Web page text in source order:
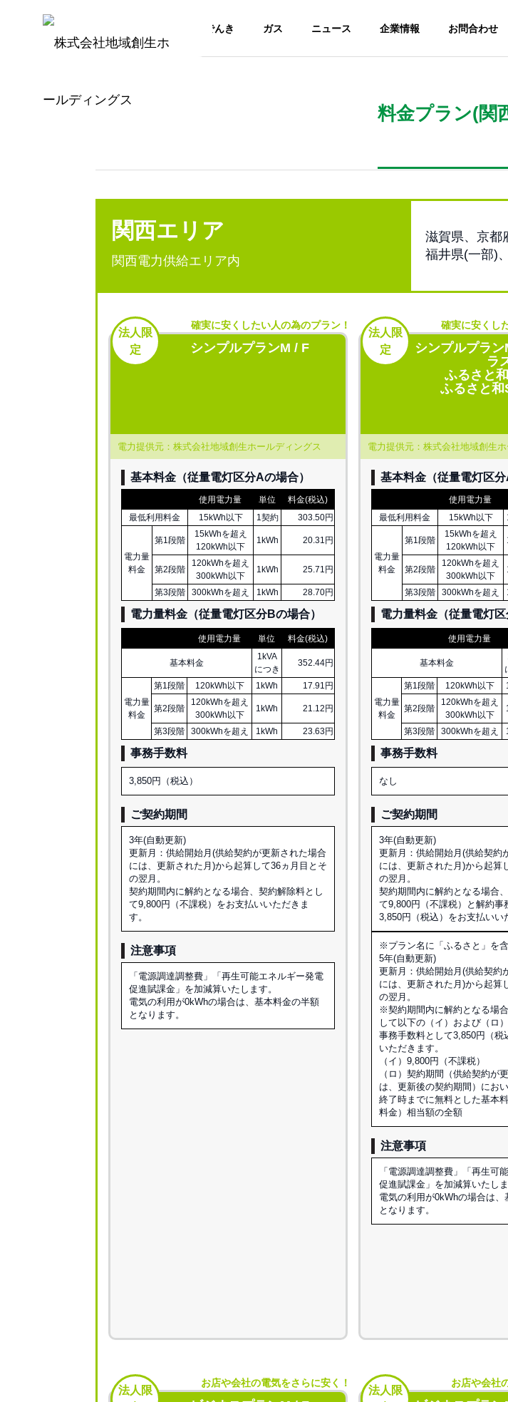
でんき ガス ニュース 企業情報 お問合わせ
料金プラン(関
関西エリア
関西電力供給エリア内
滋賀県、京都
福井県(一部)
シンプルプランM / F
電力提供元：株式会社地域創生ホールディングス
法人限
定
確実に安くしたい人の為のプラン！
基本料金（従量電灯区分Aの場合）
使用電力量 単位
料金(税込)
最低利用料金
15kWh以下 1契約 303.50円
電力量
料金
第1段階
15kWhを超え
120kWh以下
1kWh 20.31円
第2段階
120kWhを超え
300kWh以下
1kWh 25.71円
第3段階 300kWhを超え 1kWh 28.70円
電力量料金（従量電灯区分Bの場合）
使用電力量 単位 料金(税込)
基本料金
1kVA
につき
352.44円
電力量
料金
第1段階 120kWh以下 1kWh 17.91円
第2段階
120kWhを超え
300kWh以下
1kWh 21.12円
第3段階 300kWhを超え 1kWh 23.63円
事務手数料
3,850円（税込）
ご契約期間
3年(自動更新)
更新月：供給開始月(供給契約が更新された場合
には、更新された月)から起算して36ヵ月目とそ
の翌月。
契約期間内に解約となる場合、契約解除料とし
て9,800円（不課税）をお支払いいただきま
す。
注意事項
「電源調達調整費」「再生可能エネルギー発電
促進賦課金」を加減算いたします。
電気の利用が0kWhの場合は、基本料金の半額
となります。
シンプルプラ
ラ
ふるさと
ふるさと和
電力提供元：株式会社地域創生
法人限
定
確実に安くし
基本料金（従量電灯区分
使用電力量
最低利用料金
15kWh以下
電力量
料金
第1段階
15kWhを超え
120kWh以下
第2段階
120kWhを超え
300kWh以下
第3段階 300kWhを超え
電力量料金（従量電灯
使用電力量
基本料金
電力量
料金
第1段階 120kWh以下
第2段階
120kWhを超え
300kWh以下
第3段階 300kWhを超え
事務手数料
なし
ご契約期間
3年(自動更新)
更新月：供給開始月(供給契約
には、更新された月)から起算
の翌月。
契約期間内に解約となる場合
て9,800円（不課税）と解約事
3,850円（税込）をお支払いい
※プラン名に「ふるさと」を
5年(自動更新)
更新月：供給開始月(供給契約
には、更新された月)から起算
の翌月。
※契約期間内に解約となる場
して以下の（イ）および（ロ
事務手数料として3,850円（税
いただきます。
（イ）9,800円（不課税）
（ロ）契約期間（供給契約が
は、更新後の契約期間）にお
終了時までに無料とした基本
料金）相当額の全額
注意事項
「電源調達調整費」「再生可
促進賦課金」を加減算いたしま
電気の利用が0kWhの場合は、
となります。
法人限
お店や会社の電気をさらに安く！
法人限
お店や会社